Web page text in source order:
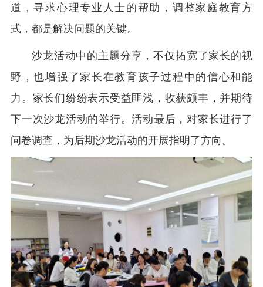
道，寻求心理专业人士的帮助，调整家庭教育方
式，都是解决问题的关键。
沙龙活动中的主题分享，不仅拓宽了家长的视
野，也增强了家长在教育孩子过程中的信心和能
力。家长们纷纷表示受益匪浅，收获颇丰，并期待
下一次沙龙活动的举行。活动最后，对家长进行了
问卷调查，为后期沙龙活动的开展指明了方向。